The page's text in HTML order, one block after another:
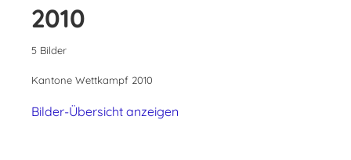
2010
5 Bilder
Kantone Wettkampf 2010
Bilder-Übersicht anzeigen